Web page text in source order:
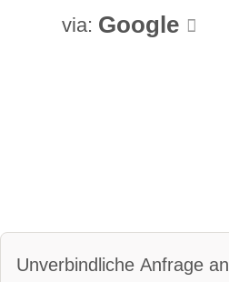
via: Google
Unverbindliche Anfrage an